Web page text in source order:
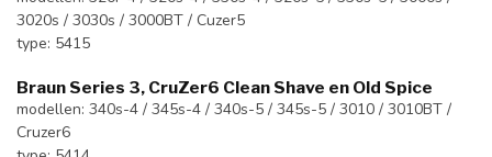
3020s / 3030s / 3000BT / Cuzer5
type: 5415
Braun Series 3, CruZer6 Clean Shave en Old Spice
modellen: 340s-4 / 345s-4 / 340s-5 / 345s-5 / 3010 / 3010BT /
Cruzer6